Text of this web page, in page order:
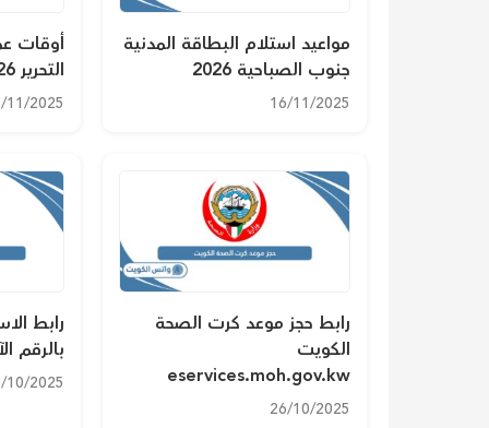
مواعيد استلام البطاقة المدنية
جنوب الصباحية 2026
16/11/2025
أوقات
التحرير 2026
11/2025
رابط حجز موعد كرت الصحة
الكويت
eservices.moh.gov.kw
26/10/2025
رابط
بالرقم
10/2025